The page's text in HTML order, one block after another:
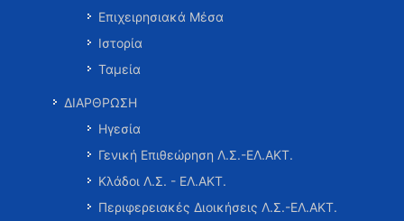
Επιχειρησιακά Μέσα
Ιστορία
Ταμεία
ΔΙΑΡΘΡΩΣΗ
Ηγεσία
Γενική Επιθεώρηση Λ.Σ.-ΕΛ.ΑΚΤ.
Κλάδοι Λ.Σ. - ΕΛ.ΑΚΤ.
Περιφερειακές Διοικήσεις Λ.Σ.-ΕΛ.ΑΚΤ.